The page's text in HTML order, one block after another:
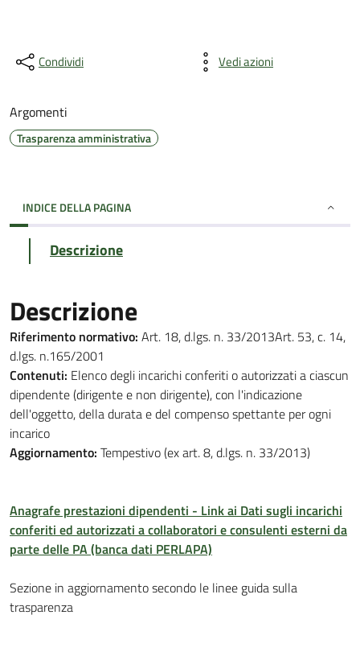
Condividi Vedi azioni
Argomenti
Trasparenza amministrativa
INDICE DELLA PAGINA
Descrizione
Descrizione
Riferimento normativo: Art. 18, d.lgs. n. 33/2013Art. 53, c. 14,
d.lgs. n.165/2001
Contenuti: Elenco degli incarichi conferiti o autorizzati a ciascun
dipendente (dirigente e non dirigente), con l'indicazione
dell'oggetto, della durata e del compenso spettante per ogni
incarico
Aggiornamento: Tempestivo (ex art. 8, d.lgs. n. 33/2013)
Anagrafe prestazioni dipendenti - Link ai Dati sugli incarichi
conferiti ed autorizzati a collaboratori e consulenti esterni da
parte delle PA (banca dati PERLAPA)
Sezione in aggiornamento secondo le linee guida sulla
trasparenza